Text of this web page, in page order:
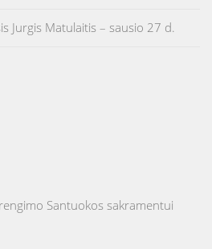
Jurgis Matulaitis – sausio 27 d.
Santuokos sakramentui